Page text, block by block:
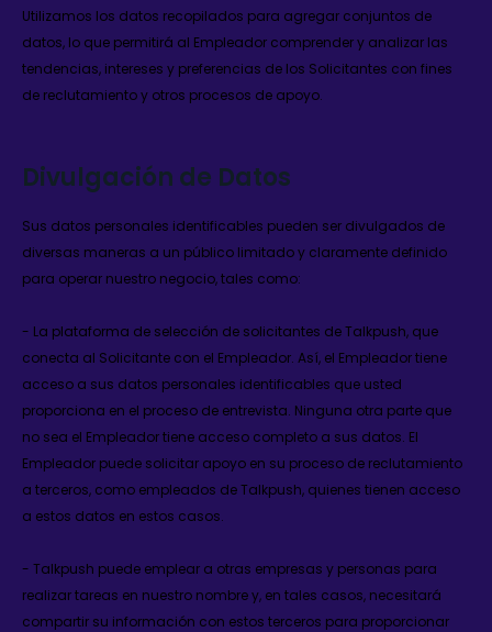
Utilizamos los datos recopilados para agregar conjuntos de
datos, lo que permitirá al Empleador comprender y analizar las
tendencias, intereses y preferencias de los Solicitantes con fines
de reclutamiento y otros procesos de apoyo.
Divulgación de Datos
Sus datos personales identificables pueden ser divulgados de
diversas maneras a un público limitado y claramente definido
para operar nuestro negocio, tales como:
- La plataforma de selección de solicitantes de Talkpush, que
conecta al Solicitante con el Empleador. Así, el Empleador tiene
acceso a sus datos personales identificables que usted
proporciona en el proceso de entrevista. Ninguna otra parte que
no sea el Empleador tiene acceso completo a sus datos. El
Empleador puede solicitar apoyo en su proceso de reclutamiento
a terceros, como empleados de Talkpush, quienes tienen acceso
a estos datos en estos casos.
- Talkpush puede emplear a otras empresas y personas para
realizar tareas en nuestro nombre y, en tales casos, necesitará
compartir su información con estos terceros para proporcionar